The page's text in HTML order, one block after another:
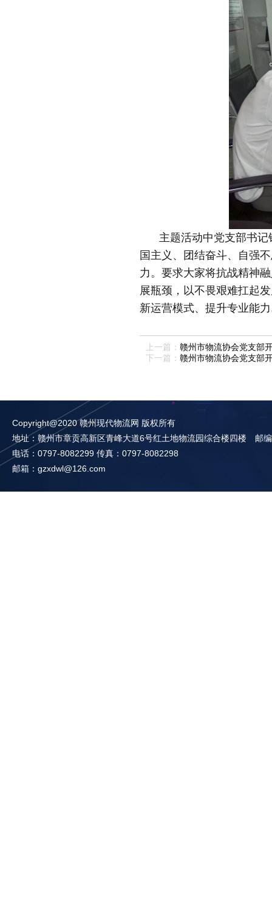
主题活动中党支部书记
国主义、团结奋斗、自强
力。要求大家将抗战精神
展瓶颈，以不畏艰难扛起
新运营模式、提升专业能
上一篇： 赣州市物流协会党支部
下一篇： 赣州市物流协会党支部
Copyright@2020 赣州现代物流网 版权所有
地址：赣州市章贡高新区青峰大道6号红土地物流园综合楼四楼 邮
电话：0797-8082299 传真：0797-8082298
邮箱：gzxdwl@126.com